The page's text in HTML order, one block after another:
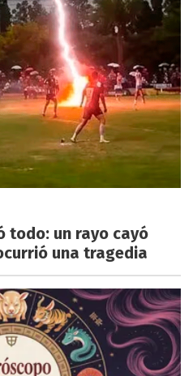
todo: un rayo cayó
una tragedia